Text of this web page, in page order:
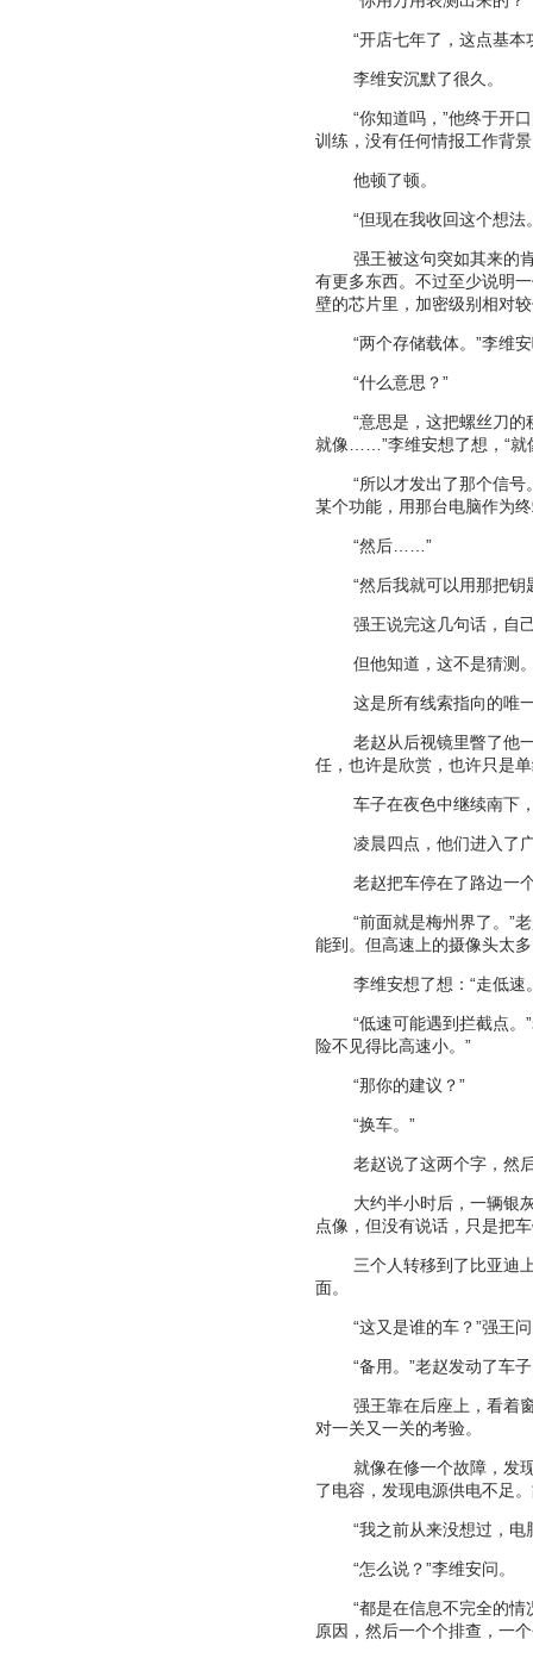
“开店七年了，这点基本
李维安沉默了很久。
“你知道吗， ”他终于开
训练，没有任何情报工作背
他顿了顿。
“但现在我收回这个想法
强王被这句突如其来的
有更多东西。不过至少说明
壁的芯片里，加密级别相对
“两个存储载体。 ”李维
“什么意思？”
“意思是，这把螺丝刀的
就像 ……”李维安想了想， “就
“所以才发出了那个信号
某个功能，用那台电脑作为
“然后 ……”
“然后我就可以用那把钥
强王说完这几句话，自
但他知道，这不是猜测
这是所有线索指向的唯
老赵从后视镜里瞥了他
任，也许是欣赏，也许只是
车子在夜色中继续南下
凌晨四点，他们进入了
老赵把车停在了路边一
“前面就是梅州界了。 ”
能到。但高速上的摄像头太
李维安想了想： “走低速
“低速可能遇到拦截点。 ”
险不见得比高速小。 ”
“那你的建议？”
“换车。 ”
老赵说了这两个字，然
大约半小时后，一辆银
点像，但没有说话，只是把
三个人转移到了比亚迪
面。
“这又是谁的车？”强王
“备用。 ”老赵发动了车
强王靠在后座上，看着
对一关又一关的考验。
就像在修一个故障，发
了电容，发现电源供电不足
“我之前从来没想过，电
“怎么说？”李维安问。
“都是在信息不完全的情
原因，然后一个个排查，一